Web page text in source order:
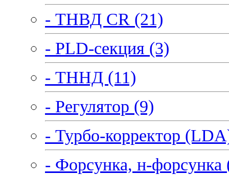
- ТНВД CR (21)
- PLD-секция (3)
- ТННД (11)
- Регулятор (9)
- Турбо-корректор
- Форсунка, н-форсунка